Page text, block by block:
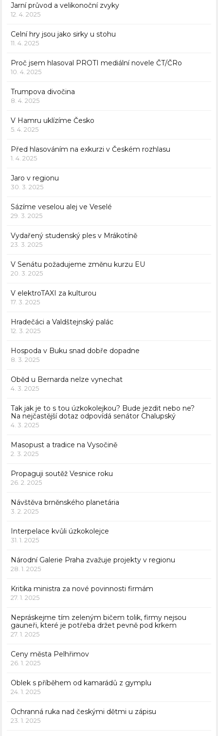
Jarní průvod a velikonoční zvyky
12. 4. 2025
Celní hry jsou jako sirky u stohu
11. 4. 2025
Proč jsem hlasoval PROTI mediální novele ČT/ČRo
10. 4. 2025
Trumpova divočina
8. 4. 2025
V Hamru uklízíme Česko
5. 4. 2025
Před hlasováním na exkurzi v Českém rozhlasu
1. 4. 2025
Jaro v regionu
30. 3. 2025
Sázíme veselou alej ve Veselé
29. 3. 2025
Vydařený studenský ples v Mrákotíně
23. 3. 2025
V Senátu požadujeme změnu kurzu EU
20. 3. 2025
V elektroTAXI za kulturou
17. 3. 2025
Hradečáci a Valdštejnský palác
12. 3. 2025
Hospoda v Buku snad dobře dopadne
8. 3. 2025
Oběd u Bernarda nelze vynechat
4. 3. 2025
Tak jak je to s tou úzkokolejkou? Bude jezdit nebo ne?
Na nejčastější dotaz odpovídá senátor Chalupský
4. 3. 2025
Masopust a tradice na Vysočině
2. 3. 2025
Propaguji soutěž Vesnice roku
26. 2. 2025
Návštěva brněnského planetária
3. 2. 2025
Interpelace kvůli úzkokolejce
31. 1. 2025
Národní Galerie Praha zvažuje projekty v regionu
28. 1. 2025
Kritika ministra za nové povinnosti firmám
27. 1. 2025
Nepráskejme tím zeleným bičem tolik, firmy nejsou
gauneři, které je potřeba držet pevně pod krkem
27. 1. 2025
Ceny města Pelhřimov
26. 1. 2025
Oblek s příběhem od kamarádů z gymplu
24. 1. 2025
Ochranná ruka nad českými dětmi u zápisu
23. 1. 2025